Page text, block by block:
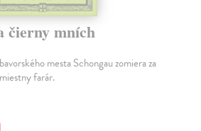
čierny mních
mesta Schongau zomiera za
farár.